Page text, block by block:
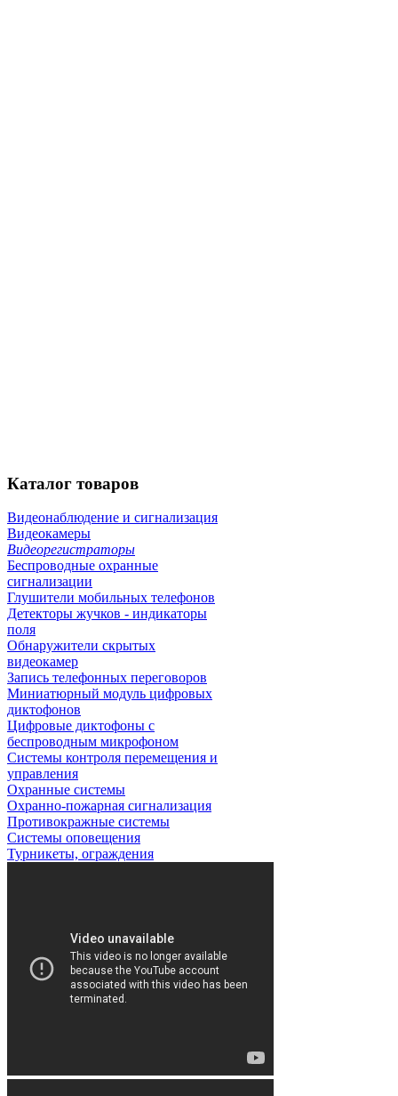
Каталог товаров
Видеонаблюдение и сигнализация
Видеокамеры
Видеорегистраторы
Беспроводные охранные
сигнализации
Глушители мобильных телефонов
Детекторы жучков - индикаторы
поля
Обнаружители скрытых
видеокамер
Запись телефонных переговоров
Миниатюрный модуль цифровых
диктофонов
Цифровые диктофоны с
беспроводным микрофоном
Системы контроля перемещения и
управления
Охранные системы
Охранно-пожарная сигнализация
Противокражные системы
Системы оповещения
Турникеты, ограждения